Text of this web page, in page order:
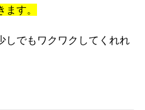
す。
しでもワクワクしてくれれ